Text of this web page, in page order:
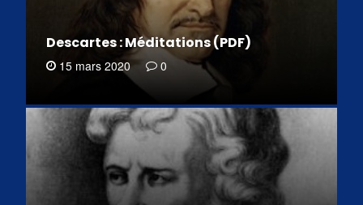
Descartes : Méditations (PDF)
15 mars 2020 0